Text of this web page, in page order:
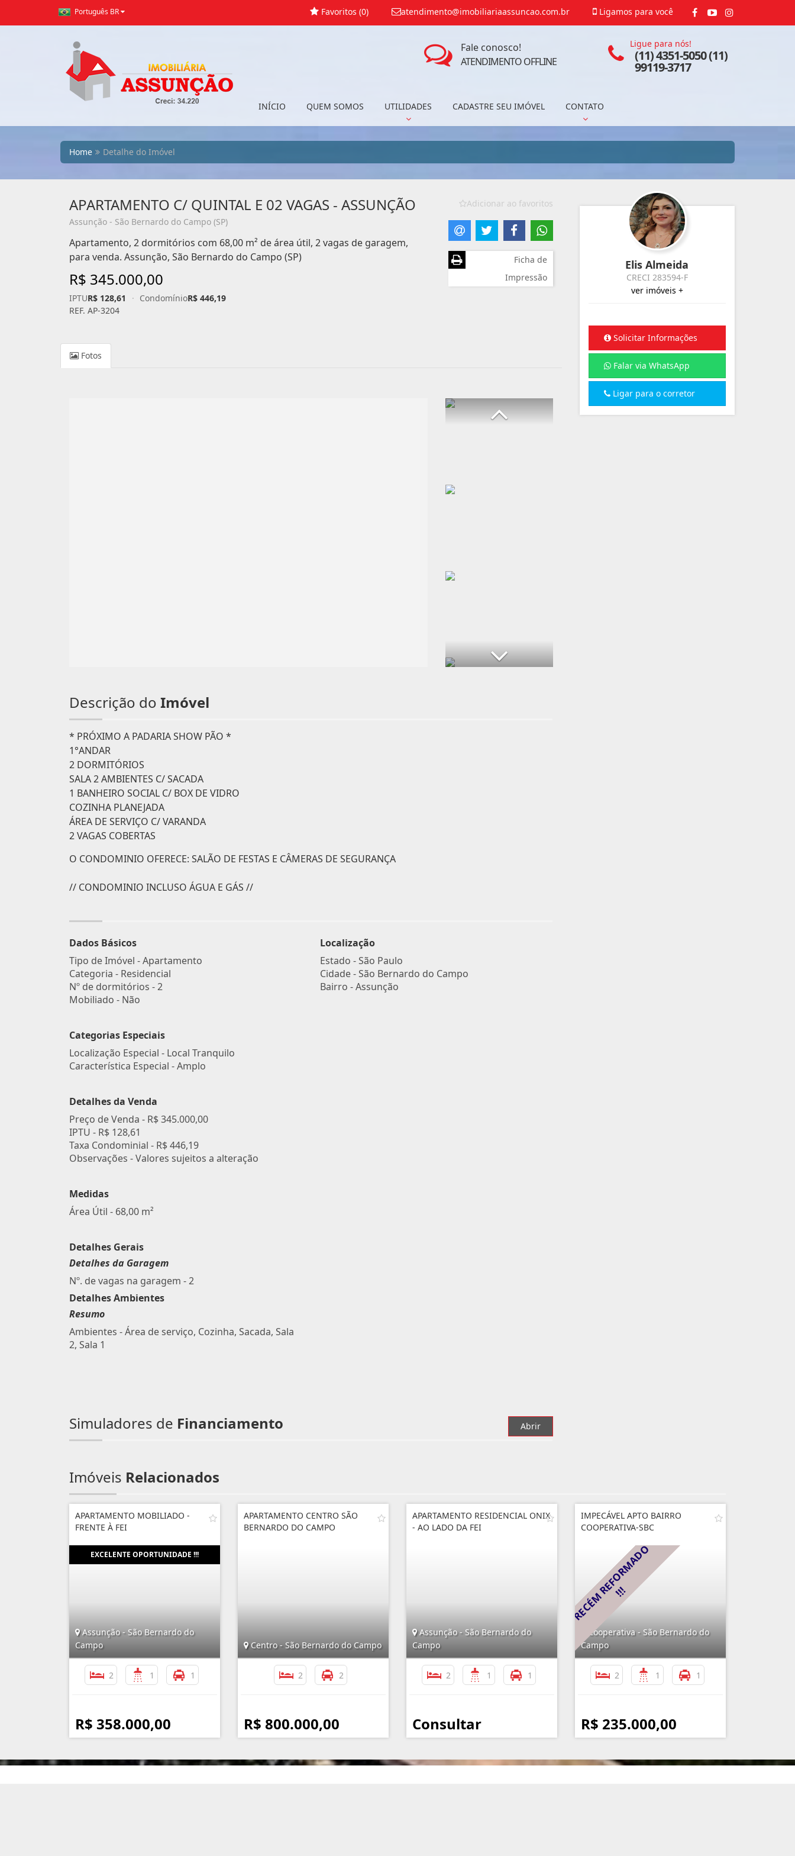
Português BR Ligamos para você
atendimento@imobiliariaassuncao.com.br
Favoritos (0)
INÍCIO QUEM SOMOS UTILIDADES CADASTRE SEU IMÓVEL CONTATO
Ligue para nós!
(11) 4351-5050 (11)
99119-3717
Fale conosco!
ATENDIMENTO OFFLINE
Home Detalhe do Imóvel
APARTAMENTO C/ QUINTAL E 02 VAGAS - ASSUNÇÃO
Assunção - São Bernardo do Campo (SP)
Apartamento, 2 dormitórios com 68,00 m² de área útil, 2 vagas de garagem,
para venda. Assunção, São Bernardo do Campo (SP)
R$ 345.000,00
IPTUR$ 128,61 · CondomínioR$ 446,19
REF. AP-3204
Adicionar ao favoritos
Ficha de
Impressão
Fotos
Descrição do Imóvel
* PRÓXIMO A PADARIA SHOW PÃO *
1°ANDAR
2 DORMITÓRIOS
SALA 2 AMBIENTES C/ SACADA
1 BANHEIRO SOCIAL C/ BOX DE VIDRO
COZINHA PLANEJADA
ÁREA DE SERVIÇO C/ VARANDA
2 VAGAS COBERTAS
O CONDOMINIO OFERECE: SALÃO DE FESTAS E CÂMERAS DE SEGURANÇA
// CONDOMINIO INCLUSO ÁGUA E GÁS //
Dados Básicos
Tipo de Imóvel - Apartamento
Categoria - Residencial
Nº de dormitórios - 2
Mobiliado - Não
Categorias Especiais
Localização Especial - Local Tranquilo
Característica Especial - Amplo
Detalhes da Venda
Preço de Venda - R$ 345.000,00
IPTU - R$ 128,61
Taxa Condominial - R$ 446,19
Observações - Valores sujeitos a alteração
Medidas
Área Útil - 68,00 m²
Detalhes Gerais
Detalhes da Garagem
Nº. de vagas na garagem - 2
Detalhes Ambientes
Resumo
Ambientes - Área de serviço, Cozinha, Sacada, Sala
2, Sala 1
Localização
Estado -São Paulo
Cidade -São Bernardo do Campo
Bairro -Assunção
Simuladores de Financiamento Abrir
Elis Almeida
CRECI 283594-F
ver imóveis +
Solicitar Informações
Falar via WhatsApp
Ligar para o corretor
Imóveis Relacionados
APARTAMENTO MOBILIADO -
FRENTE À FEI
Assunção - São Bernardo do
Campo
2 1 1
R$ 358.000,00
APARTAMENTO CENTRO SÃO
BERNARDO DO CAMPO
Centro - São Bernardo do Campo
2 2
R$ 800.000,00
APARTAMENTO RESIDENCIAL ONIX
- AO LADO DA FEI
Assunção - São Bernardo do
Campo
2 1 1
Consultar
IMPECÁVEL APTO BAIRRO
COOPERATIVA-SBC
Cooperativa - São Bernardo do
Campo
2 1 1
R$ 235.000,00